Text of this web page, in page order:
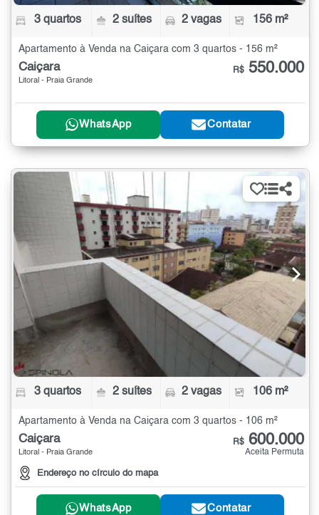
3 quartos 2 suítes 2 vagas 156 m²
Apartamento à Venda na Caiçara com 3 quartos - 156 m²
Caiçara
Litoral - Praia Grande
R$ 550.000
WhatsApp Contatar
3 quartos 2 suítes 2 vagas 106 m²
Apartamento à Venda na Caiçara com 3 quartos - 106 m²
Caiçara
Litoral - Praia Grande
Endereço no círculo do mapa
R$ 600.000
Aceita Permuta
WhatsApp Contatar